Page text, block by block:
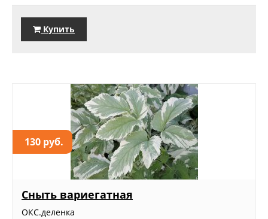
Купить
130 руб.
Сныть вариегатная
ОКС.деленка